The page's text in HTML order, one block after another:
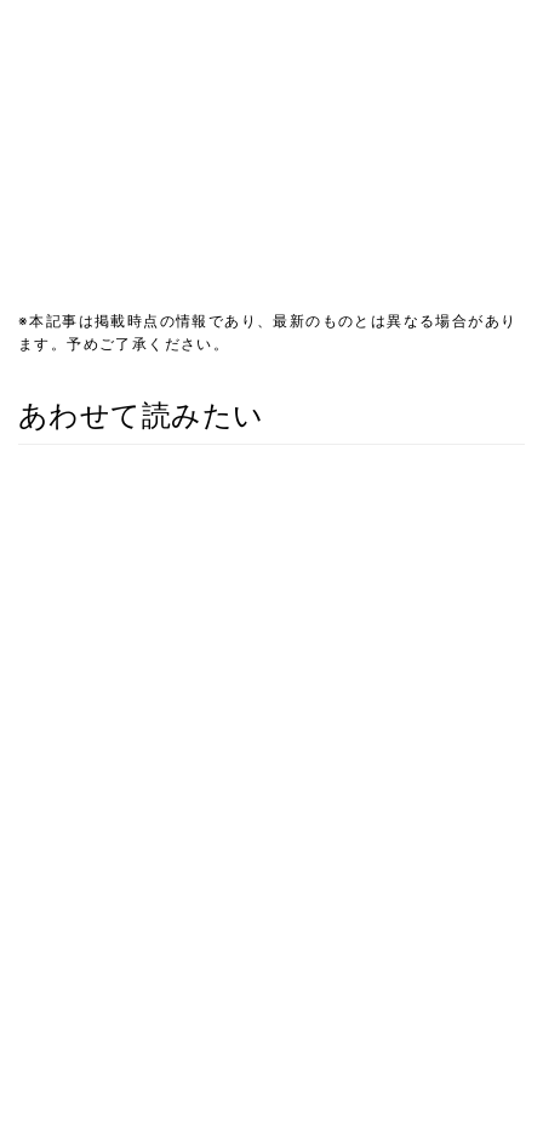
※本記事は掲載時点の情報であり、最新のものとは異なる場合があり
ます。予めご了承ください。
あわせて読みたい